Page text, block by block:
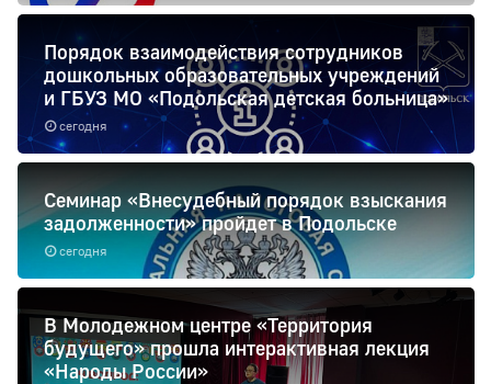
сегодня
Порядок взаимодействия сотрудников
дошкольных образовательных учреждений
и ГБУЗ МО «Подольская детская больница»
сегодня
Семинар «Внесудебный порядок взыскания
задолженности» пройдет в Подольске
В Молодежном центре «Территория
будущего» прошла интерактивная лекция
«Народы России»